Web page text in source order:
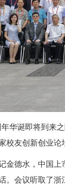
华诞即将到来
校友创新创业论
金德水，中国
。会议听取了